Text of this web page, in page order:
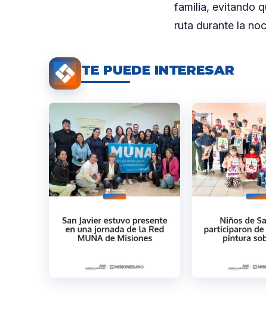
familia, evitando
ruta durante la
TE PUEDE INTERESAR